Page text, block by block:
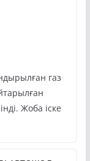
газ
Жоба іске